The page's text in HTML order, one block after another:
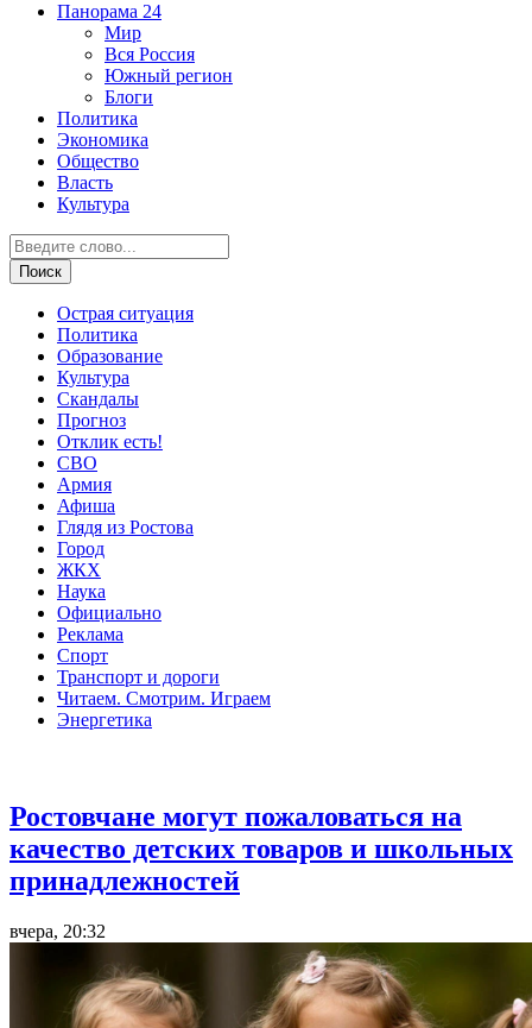
Панорама 24
Мир
Вся Россия
Южный регион
Блоги
Политика
Экономика
Общество
Власть
Культура
Острая ситуация
Политика
Образование
Культура
Скандалы
Прогноз
Отклик есть!
СВО
Армия
Афиша
Глядя из Ростова
Город
ЖКХ
Наука
Официально
Реклама
Спорт
Транспорт и дороги
Читаем. Смотрим. Играем
Энергетика
Ростовчане могут пожаловаться на
качество детских товаров и школьных
принадлежностей
вчера, 20:32